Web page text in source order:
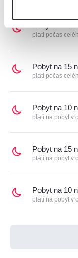
platí počas
Pobyt na 15
platí počas
Pobyt na 10
platí na pobyt v
Pobyt na 15
platí na pobyt v
Pobyt na 10
platí na pobyt v